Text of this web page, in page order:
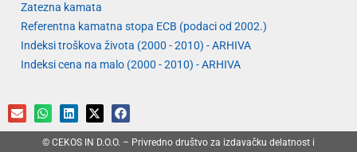
Zatezna kamata
Referentna kamatna stopa ECB (podaci od 2002.)
Indeksi troškova života (2000 - 2010) - ARHIVA
Indeksi cena na malo (2000 - 2010) - ARHIVA
© CEKOS IN D.O.O. – Privredno društvo za izdavačku delatnost i